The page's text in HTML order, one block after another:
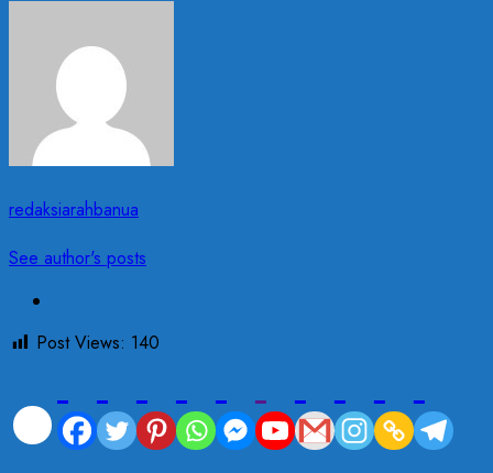
redaksiarahbanua
See author's posts
Post Views: 140